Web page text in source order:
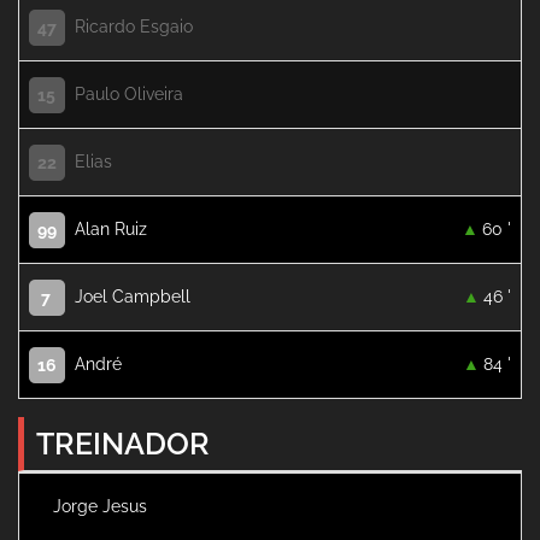
47 Ricardo Esgaio
15 Paulo Oliveira
22 Elias
99 Alan Ruiz 60 '
7 Joel Campbell 46 '
16 André 84 '
TREINADOR
Jorge Jesus